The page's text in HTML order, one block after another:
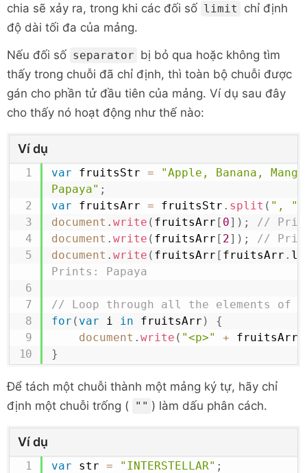
chia sẽ xảy ra, trong khi các đối số limit
chỉ định
độ dài tối đa của mảng.
Nếu đối số separator bị bỏ qua hoặc không tìm
thấy trong chuỗi đã chỉ định, thì toàn bộ chuỗi được
gán cho phần tử đầu tiên của mảng. Ví dụ sau đây
cho thấy nó hoạt động như thế nào:
Ví dụ
var fruitsStr =
"Apple, Banana,
Papaya" ;
var fruitsArr = fruitsStr . split ( ", "
document . write ( fruitsArr [ 0] ) ;
//
document . write ( fruitsArr [ 2] ) ;
//
document . write ( fruitsArr [ fruitsArr .
Prints: Papaya
// Loop through all the elements
for ( var i in fruitsArr )
{
document . write ( "<p>" + fruitsArr
}
Để tách một chuỗi thành một mảng ký tự, hãy chỉ
định một chuỗi trống (
"" ) làm dấu phân cách.
Ví dụ
var str = "INTERSTELLAR" ;